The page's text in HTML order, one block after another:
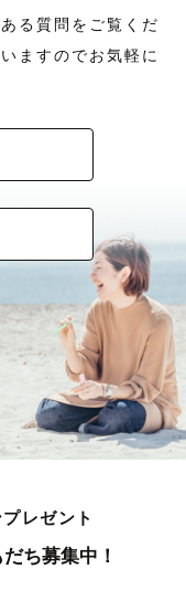
る質問をご覧くだ
ますのでお気軽に
レゼント
ち募集中！